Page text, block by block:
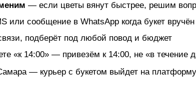
— если цветы вянут быстрее, решим
или сообщение в WhatsApp когда букет вручён
подберёт под любой повод и бюджет
«к 14:00» — привезём к 14:00, не «в течение
— курьер с букетом выйдет на